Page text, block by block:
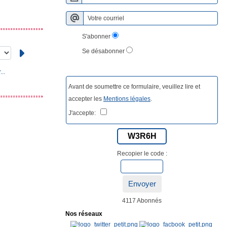
S'abonner
Se désabonner
Avant de soumettre ce formulaire, veuillez lire et
accepter les Mentions légales
J'accepte:
W3R6H
Recopier le code :
Envoyer
4117 Abonnés
Nos réseaux